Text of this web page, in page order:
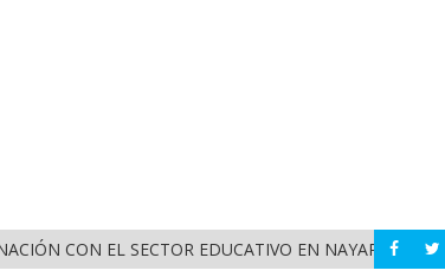
CON EL SECTOR EDUCATIVO EN NAYARIT